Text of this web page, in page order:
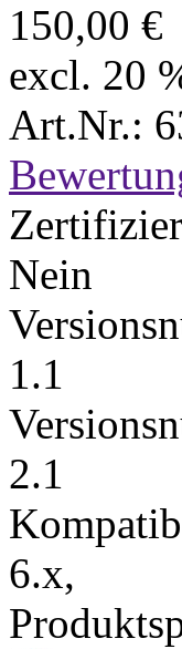
150,00 €
excl. 20
Art.Nr.:
Nein
1.1
2.1
6.x,